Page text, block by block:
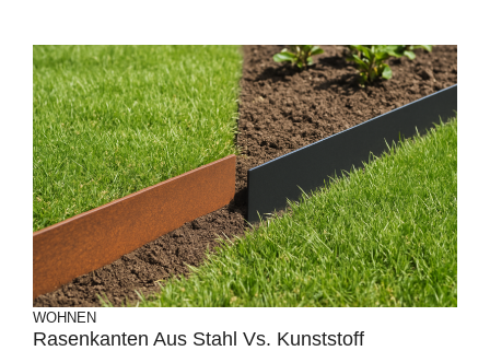
WOHNEN
Rasenkanten Aus Stahl Vs. Kunststoff